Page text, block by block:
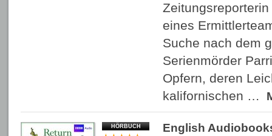
eines
Suche nach dem
Serienmörder
Opfern, deren
kalifornischen …
HÖRBUCH
English